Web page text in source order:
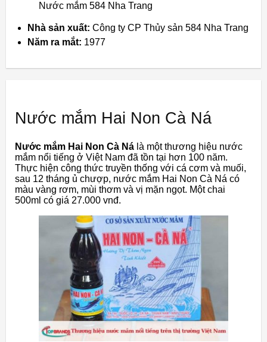
Nước mắm 584 Nha Trang
Nhà sản xuất: Công ty CP Thủy sản 584 Nha Trang
Năm ra mắt: 1977
Nước mắm Hai Non Cà Ná
Nước mắm Hai Non Cà Ná là một thương hiệu nước
mắm nổi tiếng ở Việt Nam đã tồn tại hơn 100 năm.
Thực hiện công thức truyền thống với cá cơm và muối,
sau 12 tháng ủ chượp, nước mắm Hai Non Cà Ná có
màu vàng rơm, mùi thơm và vị mặn ngọt. Một chai
500ml có giá 27.000 vnđ.